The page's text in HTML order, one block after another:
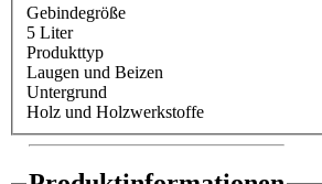
Gebindegröße
5 Liter
Produkttyp
Laugen und Beizen
Untergrund
Holz und Holzwerkstoffe